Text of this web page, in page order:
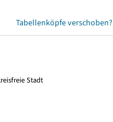
Tabellenköpfe verschoben?
Stadt